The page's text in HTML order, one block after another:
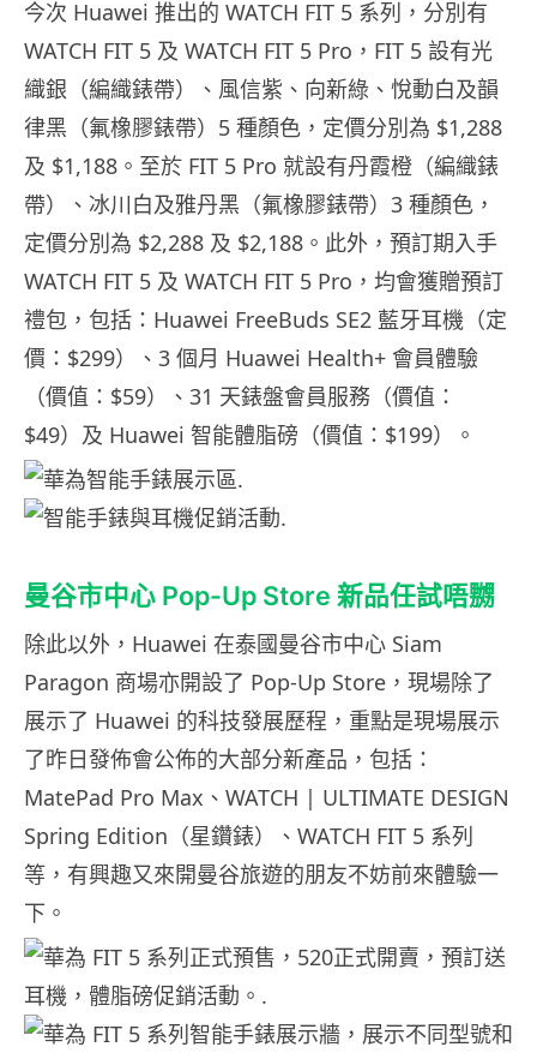
今次 Huawei 推出的 WATCH FIT 5 系列，分別有
WATCH FIT 5 及 WATCH FIT 5 Pro，FIT 5 設有光
織銀（編織錶帶）、風信紫、向新綠、悅動白及韻
律黑（氟橡膠錶帶）5 種顏色，定價分別為 $1,288
及 $1,188。至於 FIT 5 Pro 就設有丹霞橙（編織錶
帶）、冰川白及雅丹黑（氟橡膠錶帶）3 種顏色，
定價分別為 $2,288 及 $2,188。此外，預訂期入手
WATCH FIT 5 及 WATCH FIT 5 Pro，均會獲贈預訂
禮包，包括：Huawei FreeBuds SE2 藍牙耳機（定
價：$299）、3 個月 Huawei Health+ 會員體驗
（價值：$59）、31 天錶盤會員服務（價值：
$49）及 Huawei 智能體脂磅（價值：$199）。
曼谷市中心 Pop-Up Store 新品任試唔嬲
除此以外，Huawei 在泰國曼谷市中心 Siam
Paragon 商場亦開設了 Pop-Up Store，現場除了
展示了 Huawei 的科技發展歷程，重點是現場展示
了昨日發佈會公佈的大部分新產品，包括：
MatePad Pro Max、WATCH | ULTIMATE DESIGN
Spring Edition（星鑽錶）、WATCH FIT 5 系列
等，有興趣又來開曼谷旅遊的朋友不妨前來體驗一
下。